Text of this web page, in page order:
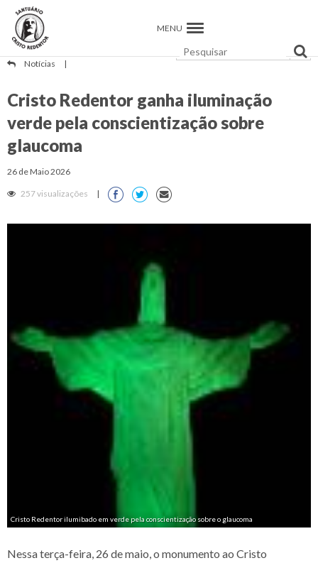
MENU
Notícias |
Cristo Redentor ganha iluminação
verde pela conscientização sobre
glaucoma
26 de Maio 2026
257 visualizações |
Cristo Redentor ilumibado em verde pela conscientização sobre o glaucoma
Nessa terça-feira, 26 de maio, o monumento ao Cristo